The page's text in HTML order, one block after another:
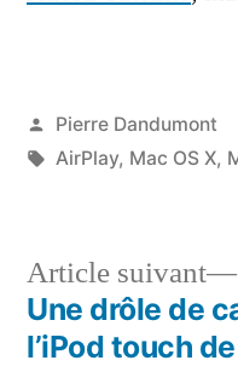
Publié
par
Pierre Dandumont
Étiquettes :
AirPlay, Mac OS X,
Navigation
Article suivant
Une drôle de
l’iPod touch